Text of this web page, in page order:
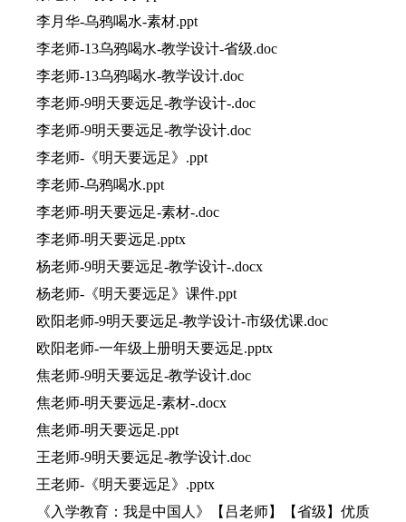
李月华-乌鸦喝水-素材.ppt
李老师-13乌鸦喝水-教学设计-省级.doc
李老师-13乌鸦喝水-教学设计.doc
李老师-9明天要远足-教学设计-.doc
李老师-9明天要远足-教学设计.doc
李老师-《明天要远足》.ppt
李老师-乌鸦喝水.ppt
李老师-明天要远足-素材-.doc
李老师-明天要远足.pptx
杨老师-9明天要远足-教学设计-.docx
杨老师-《明天要远足》课件.ppt
欧阳老师-9明天要远足-教学设计-市级优课.doc
欧阳老师-一年级上册明天要远足.pptx
焦老师-9明天要远足-教学设计.doc
焦老师-明天要远足-素材-.docx
焦老师-明天要远足.ppt
王老师-9明天要远足-教学设计.doc
王老师-《明天要远足》.pptx
《入学教育：我是中国人》【吕老师】【省级】优质